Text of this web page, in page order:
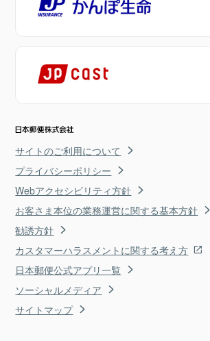
サイトのご利用について
プライバシーポリシー
Webアクセシビリティ方針
お客さま本位の業務運営に関する基本方針
勧誘方針
カスタマーハラスメントに関する考え方
日本郵便公式アプリ一覧
ソーシャルメディア
サイトマップ